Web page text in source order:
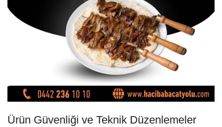
Ürün Güvenliği ve Teknik Düzenlemeler